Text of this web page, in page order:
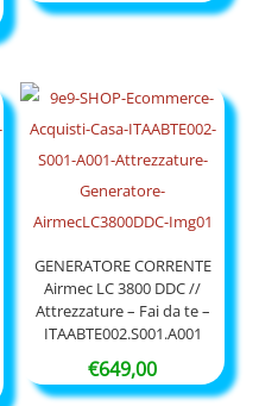
prezzo
€650,00.
prezzo
€590,00.
GENERATORE CORRENTE
Airmec LC 3800 DDC //
Attrezzature – Fai da te –
ITAABTE002.S001.A001
€649,00